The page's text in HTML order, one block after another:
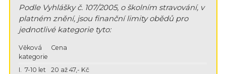
Podle Vyhlášky č. 107/2005, o školním stravování, v
platném znění, jsou finanční limity obědů pro
jednotlivé kategorie tyto:
Věková
kategorie
Cena
I. 7-10 let
20 až 47,- Kč